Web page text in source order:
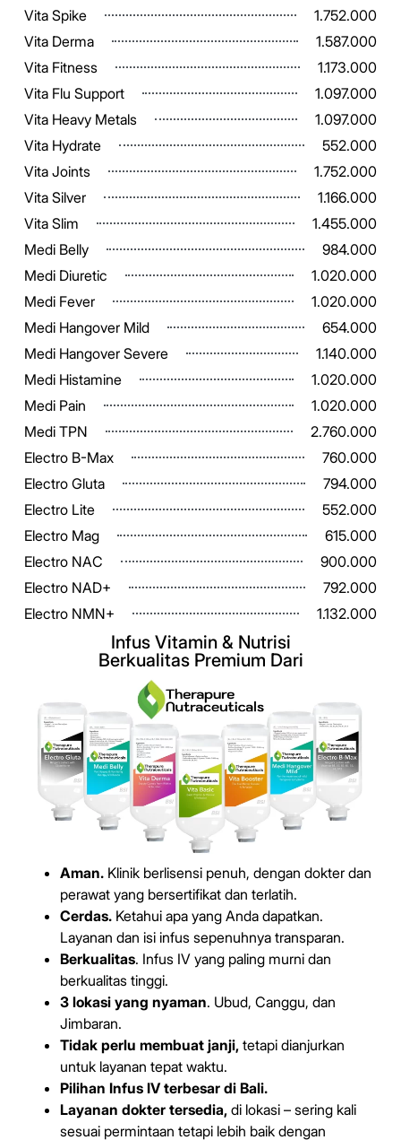
Vita Spike
1.752.000
Vita Derma
1.587.000
Vita Fitness
1.173.000
Vita Flu Support
1.097.000
Vita Heavy Metals
1.097.000
Vita Hydrate
552.000
Vita Joints
1.752.000
Vita Silver
1.166.000
Vita Slim
1.455.000
Medi Belly
984.000
Medi Diuretic
1.020.000
Medi Fever
1.020.000
Medi Hangover Mild
654.000
Medi Hangover Severe
1.140.000
Medi Histamine
1.020.000
Medi Pain
1.020.000
Medi TPN
2.760.000
Electro B-Max
760.000
Electro Gluta
794.000
Electro Lite
552.000
Electro Mag
615.000
Electro NAC
900.000
Electro NAD+
792.000
Electro NMN+
1.132.000
Infus Vitamin & Nutrisi
Berkualitas Premium Dari
Aman.Klinik berlisensi penuh, dengan dokter dan
perawat yang bersertifikat dan terlatih.
Cerdas.Ketahui apa yang Anda dapatkan.
Layanan dan isi infus sepenuhnya transparan.
Berkualitas. Infus IV yang paling murni dan
berkualitas tinggi.
3 lokasi yang nyaman. Ubud, Canggu, dan
Jimbaran.
Tidak perlu membuat janji,tetapi dianjurkan
untuk layanan tepat waktu.
Pilihan Infus IV terbesar di Bali.
Layanan dokter tersedia,di lokasi – sering kali
sesuai permintaan tetapi lebih baik dengan